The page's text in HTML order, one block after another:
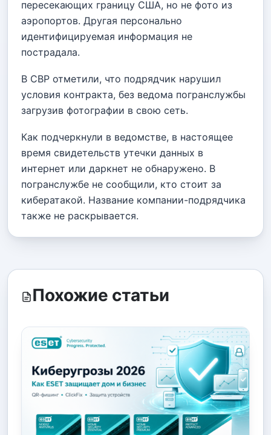
пересекающих границу США, но не фото из
аэропортов. Другая персонально
идентифицируемая информация не
пострадала.
В CBP отметили, что подрядчик нарушил
условия контракта, без ведома погранслужбы
загрузив фотографии в свою сеть.
Как подчеркнули в ведомстве, в настоящее
время свидетельств утечки данных в
интернет или даркнет не обнаружено. В
погранслужбе не сообщили, кто стоит за
кибератакой. Название компании-подрядчика
также не раскрывается.
Похожие статьи